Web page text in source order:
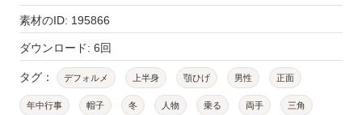
素材のID: 195866
ダウンロード: 6回
タグ： デフォルメ 上半身 顎ひげ 男性 正面
年中行事 帽子 冬 人物 乗る 両手 三角